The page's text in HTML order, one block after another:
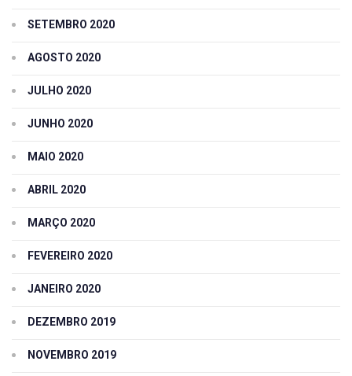
SETEMBRO 2020
AGOSTO 2020
JULHO 2020
JUNHO 2020
MAIO 2020
ABRIL 2020
MARÇO 2020
FEVEREIRO 2020
JANEIRO 2020
DEZEMBRO 2019
NOVEMBRO 2019